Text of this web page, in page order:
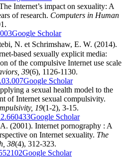
Internet’s impact on sexuality: A
of research. Computers in Human
Google Scholar
N. et Schrimshaw, E. W. (2014).
based sexually explicit media:
of the compulsive Internet use scale
39(6), 1126-1130.
Google Scholar
a sexual health model to the
of Internet sexual compulsivity.
19(1-2), 3-15.
Google Scholar
(2001). Internet pornography : A
on Internet sexuality. The
38(4), 312-323.
Google Scholar